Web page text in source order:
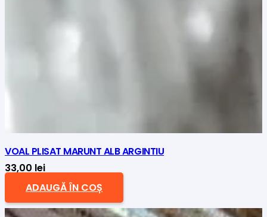
VOAL PLISAT MARUNT ALB ARGINTIU
33,00 lei
ADAUGĂ ÎN COȘ